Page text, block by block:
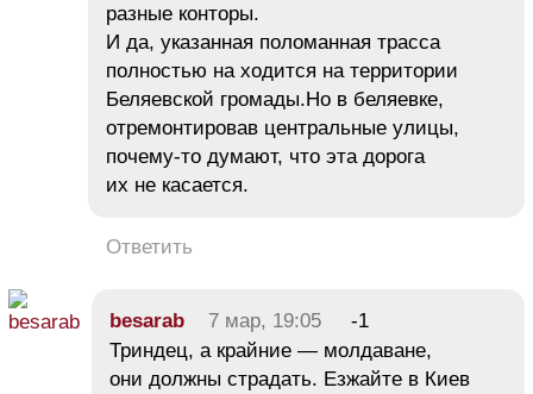
разные конторы.
И да, указанная поломанная трасса
полностью на ходится на территории
Беляевской громады.Но в беляевке,
отремонтировав центральные улицы,
почему-то думают, что эта дорога
их не касается.
Ответить
besarab 7 мар, 19:05
-1
Триндец, а крайние — молдаване,
они должны страдать. Езжайте в Киев